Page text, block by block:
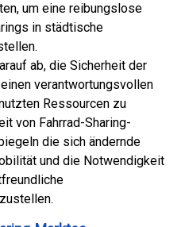
um eine reibungslose
in städtische
ab, die Sicherheit der
verantwortungsvollen
Ressourcen zu
von Fahrrad-Sharing-
die sich ändernde
und die Notwendigkeit